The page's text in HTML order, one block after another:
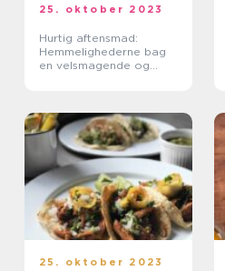
25. oktober 2023
Hurtig aftensmad:
Hemmelighederne bag
en velsmagende og
25. oktober 2023